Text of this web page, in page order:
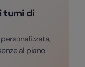
turni di
al piano